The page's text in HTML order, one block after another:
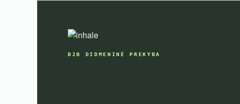
B2B DIDMENINĖ PREKYBA